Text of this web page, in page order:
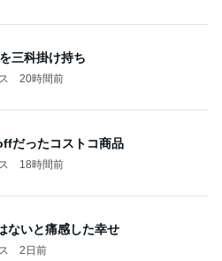
三科掛け持ち
20時間前
だったコストコ商品
18時間前
ないと痛感した幸せ
2日前